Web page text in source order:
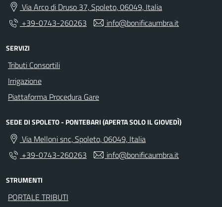
Via Arco di Druso 37, Spoleto, 06049, Italia
+39-0743-260263
info@bonificaumbra.it
SERVIZI
Tributi Consortili
Irrigazione
Piattaforma Procedura Gare
SEDE DI SPOLETO - PONTEBARI (APERTA SOLO IL GIOVEDÌ)
Via Melloni snc, Spoleto, 06049, Italia
+39-0743-260263
info@bonificaumbra.it
STRUMENTI
PORTALE TRIBUTI